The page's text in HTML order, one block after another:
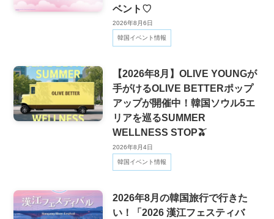
ベント♡
2026年8月6日
韓国イベント情報
【2026年8月】OLIVE YOUNGが
手がけるOLIVE BETTERポップ
アップが開催中！韓国ソウル5エ
リアを巡るSUMMER
WELLNESS STOP🫒
2026年8月4日
韓国イベント情報
2026年8月の韓国旅行で行きた
い！「2026 漢江フェスティバ